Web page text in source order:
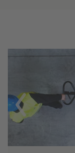
Previous